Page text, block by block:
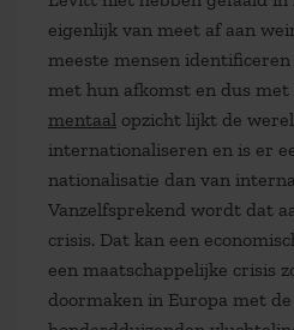
eigenlijk van meet af aan
meeste mensen
met hun afkomst en dus
mentaal opzicht lijkt de
internationaliseren en is er
nationalisatie dan van
Vanzelfsprekend wordt dat
crisis. Dat kan een
een maatschappelijke crisis
doormaken in Europa met